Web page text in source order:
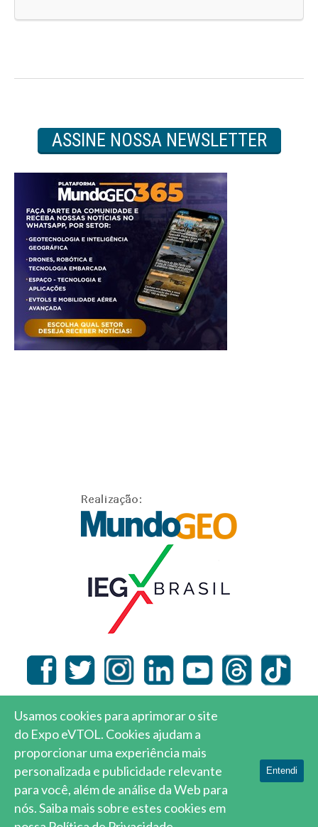
ASSINE NOSSA NEWSLETTER
MundoGEO © 2026 |Local do Evento
Privacidade
Usamos cookies para aprimorar o site
do Expo eVTOL. Cookies ajudam a
proporcionar uma experiência mais
personalizada e publicidade relevante
para você, além de análise da Web para
nós.Saiba mais sobre estes cookies em
Entendi